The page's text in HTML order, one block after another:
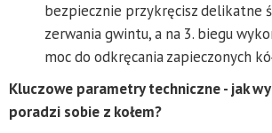
bezpiecznie przykręcisz delikatne
zerwania gwintu, a na 3. biegu
moc do odkręcania zapieczonych
Kluczowe parametry techniczne - jak
poradzi sobie z kołem?